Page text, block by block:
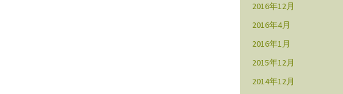
2016年12月
2016年4月
2016年1月
2015年12月
2014年12月